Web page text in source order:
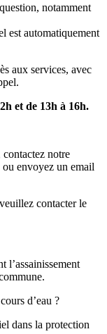
notamment
est automatiquement
aux services, avec
et de 13h à 16h.
notre
ou envoyez un email
contacter le
l’assainissement
d’eau ?
dans la protection